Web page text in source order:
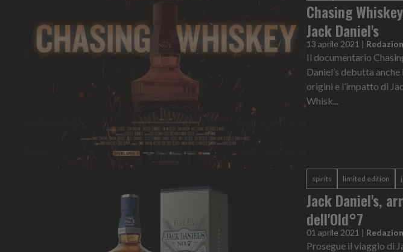
Chasing
Jack Daniel's
13 aprile 2021 |
Il documentario
Daniel’s debutta
origini e l’impatto di
Whisk...
spirits limited edition
Jack Daniel's,
dell'Old°7
01 aprile 2021 |
Prosegue il viaggio di